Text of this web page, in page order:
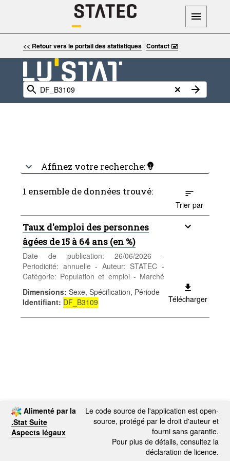
<< Retour vers le portail des statistiques| Contact 🖃
Affinez votre recherche:
1 ensemble de données trouvé:
Trier par
Taux d'emploi des personnes
âgées de 15 à 64 ans (en %)
Date de publication: 26/06/2026 -
Periodicité: annuelle - Auteur: STATEC -
Catégorie: Population et emploi - Marché
du travail - Mots-clés: marché du travail
Dimensions: Sexe, Spécification, Période
Identifiant: DF_B3109 Télécharger
Alimenté par la
.Stat Suite
Aspects légaux
Le code source de l'application est open-
source, protégé par le droit d'auteur et
fourni sans garantie.
Pour plus de détails, consultez la
déclaration de licence.